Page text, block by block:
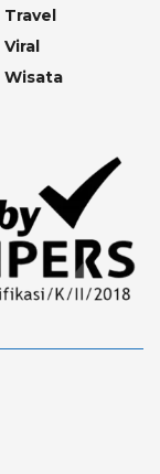
Travel
Viral
Wisata